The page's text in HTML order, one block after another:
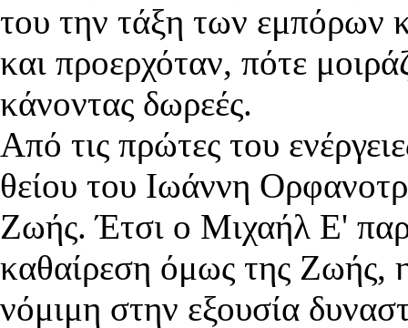
του την τάξη των εμπόρων
και προερχόταν, πότε
κάνοντας δωρεές.
Από τις πρώτες του
θείου του Ιωάννη
Ζωής. Έτσι ο Μιχαήλ Ε'
καθαίρεση όμως της Ζωής,
νόμιμη στην εξουσία